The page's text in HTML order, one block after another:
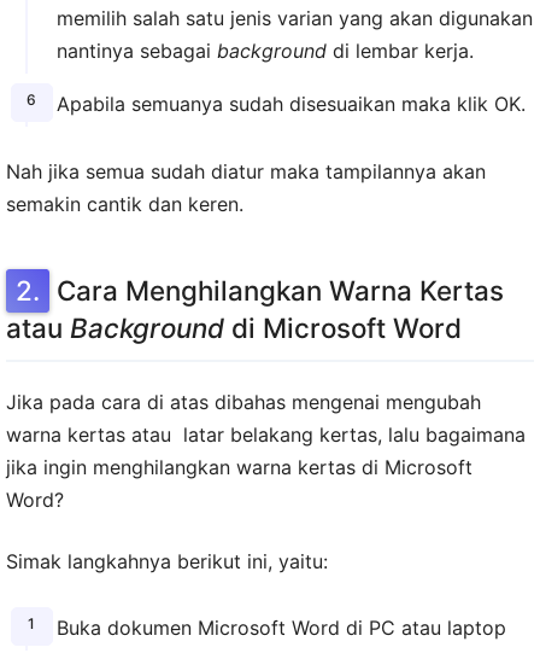
memilih salah satu jenis varian yang akan digunakan
nantinya sebagai backgrounddi lembar kerja.
Apabila semuanya sudah disesuaikan maka klik OK.
Nah jika semua sudah diatur maka tampilannya akan
semakin cantik dan keren.
Cara Menghilangkan Warna Kertas
atau Background di Microsoft Word
Jika pada cara di atas dibahas mengenai mengubah
warna kertas atau latar belakang kertas, lalu bagaimana
jika ingin menghilangkan warna kertas di Microsoft
Word?
Simak langkahnya berikut ini, yaitu:
Buka dokumen Microsoft Word di PC atau laptop